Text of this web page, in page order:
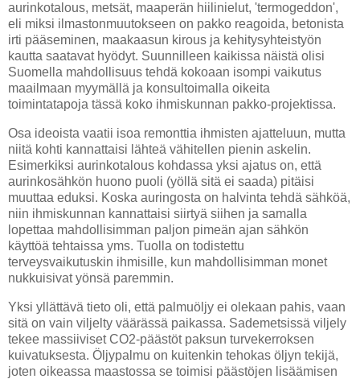
aurinkotalous, metsät, maaperän hiilinielut, 'termogeddon',
eli miksi ilmastonmuutokseen on pakko reagoida, betonista
irti pääseminen, maakaasun kirous ja kehitysyhteistyön
kautta saatavat hyödyt. Suunnilleen kaikissa näistä olisi
Suomella mahdollisuus tehdä kokoaan isompi vaikutus
maailmaan myymällä ja konsultoimalla oikeita
toimintatapoja tässä koko ihmiskunnan pakko-projektissa.
Osa ideoista vaatii isoa remonttia ihmisten ajatteluun, mutta
niitä kohti kannattaisi lähteä vähitellen pienin askelin.
Esimerkiksi aurinkotalous kohdassa yksi ajatus on, että
aurinkosähkön huono puoli (yöllä sitä ei saada) pitäisi
muuttaa eduksi. Koska auringosta on halvinta tehdä sähköä,
niin ihmiskunnan kannattaisi siirtyä siihen ja samalla
lopettaa mahdollisimman paljon pimeän ajan sähkön
käyttöä tehtaissa yms. Tuolla on todistettu
terveysvaikutuskin ihmisille, kun mahdollisimman monet
nukkuisivat yönsä paremmin.
Yksi yllättävä tieto oli, että palmuöljy ei olekaan pahis, vaan
sitä on vain viljelty väärässä paikassa. Sademetsissä viljely
tekee massiiviset CO2-päästöt paksun turvekerroksen
kuivatuksesta. Öljypalmu on kuitenkin tehokas öljyn tekijä,
joten oikeassa maastossa se toimisi päästöjen lisäämisen